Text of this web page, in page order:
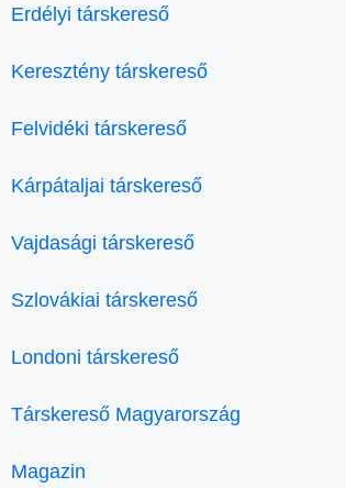
Erdélyi társkereső
Keresztény társkereső
Felvidéki társkereső
Kárpátaljai társkereső
Vajdasági társkereső
Szlovákiai társkereső
Londoni társkereső
Társkereső Magyarország
Magazin